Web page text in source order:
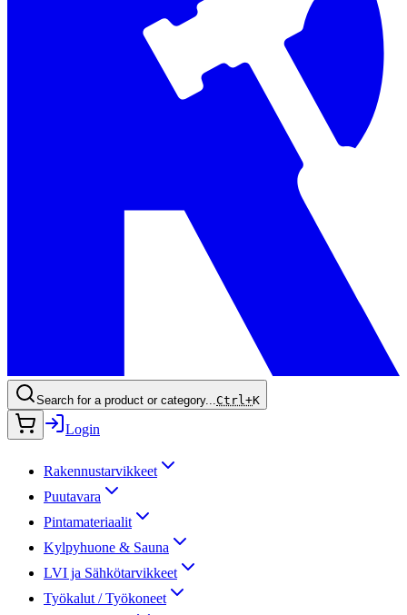
Search for a product or category...Ctrl+K
Login
Rakennustarvikkeet
Puutavara
Pintamateriaalit
Kylpyhuone & Sauna
LVI ja Sähkötarvikkeet
Työkalut / Työkoneet